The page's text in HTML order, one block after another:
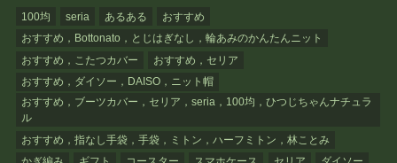
100均 seria あるある
おすすめ
おすすめ，Bottonato，とじはぎなし，輪あみのかんたんニット
おすすめ，こたつカバー
おすすめ，セリア
おすすめ，ダイソー，DAISO，ニット帽
おすすめ，ブーツカバー，セリア，seria，100均，ひつじちゃんナチュラ
ル
おすすめ，指なし手袋，手袋，ミトン，ハーフミトン，林ことみ